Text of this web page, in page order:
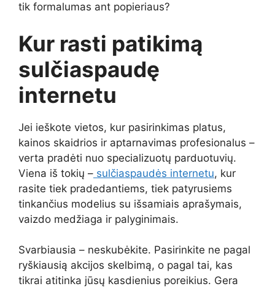
tik formalumas ant popieriaus?
Kur rasti patikimą
sulčiaspaudę
internetu
Jei ieškote vietos, kur pasirinkimas platus,
kainos skaidrios ir aptarnavimas profesionalus –
verta pradėti nuo specializuotų parduotuvių.
Viena iš tokių – sulčiaspaudės internetu, kur
rasite tiek pradedantiems, tiek patyrusiems
tinkančius modelius su išsamiais aprašymais,
vaizdo medžiaga ir palyginimais.
Svarbiausia – neskubėkite. Pasirinkite ne pagal
ryškiausią akcijos skelbimą, o pagal tai, kas
tikrai atitinka jūsų kasdienius poreikius. Gera